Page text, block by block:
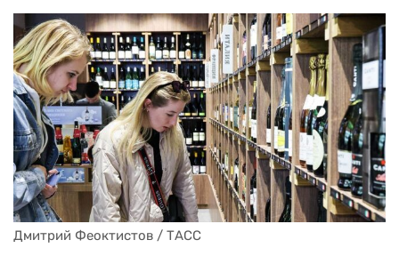
Дмитрий Феоктистов / ТАСС